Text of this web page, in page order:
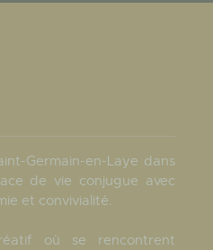
Germain-en-Laye dans
de vie conjugue avec
et convivialité.
où se rencontrent